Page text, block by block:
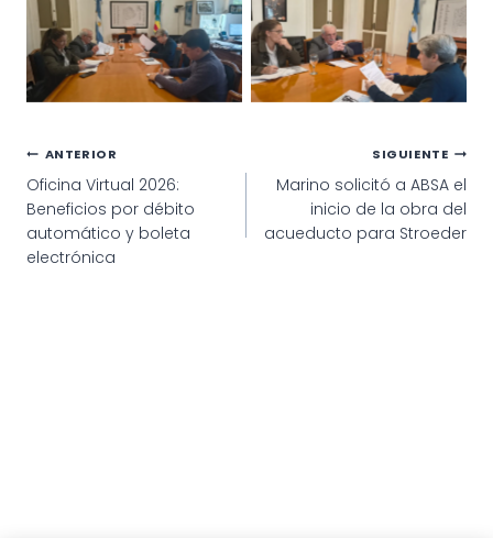
Navegación
de
entradas
ANTERIOR
Oficina Virtual 2026:
Beneficios por débito
automático y boleta
electrónica
SIGUIENTE
Marino solicitó a ABSA el
inicio de la obra del
acueducto para Stroeder